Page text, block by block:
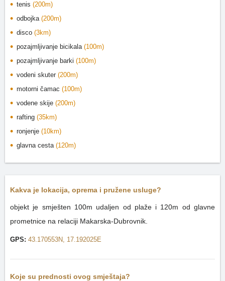
tenis (200m)
odbojka (200m)
disco (3km)
pozajmljivanje bicikala (100m)
pozajmljivanje barki (100m)
vodeni skuter (200m)
motorni čamac (100m)
vodene skije (200m)
rafting (35km)
ronjenje (10km)
glavna cesta (120m)
Kakva je lokacija, oprema i pružene usluge?
objekt je smješten 100m udaljen od plaže i 120m od glavne
prometnice na relaciji Makarska-Dubrovnik.
GPS: 43.170553N, 17.192025E
Koje su prednosti ovog smještaja?